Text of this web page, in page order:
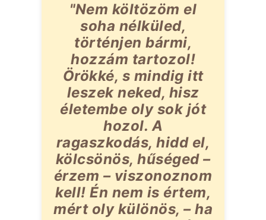
"Nem költözöm el
soha nélküled,
történjen bármi,
hozzám tartozol!
Örökké, s mindig itt
leszek neked, hisz
életembe oly sok jót
hozol. A
ragaszkodás, hidd el,
kölcsönös, hűséged –
érzem – viszonoznom
kell! Én nem is értem,
mért oly különös, – ha